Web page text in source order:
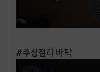
#주상절리 바닥